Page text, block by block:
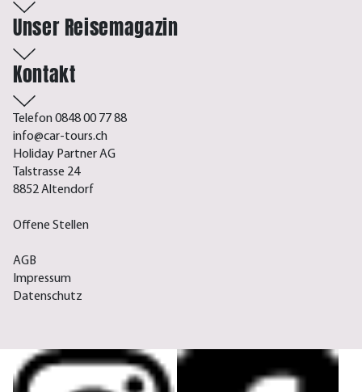
Unser Reisemagazin
Kontakt
Telefon 0848 00 77 88
info@car-tours.ch
Holiday Partner AG
Talstrasse 24
8852 Altendorf
Offene Stellen
AGB
Impressum
Datenschutz